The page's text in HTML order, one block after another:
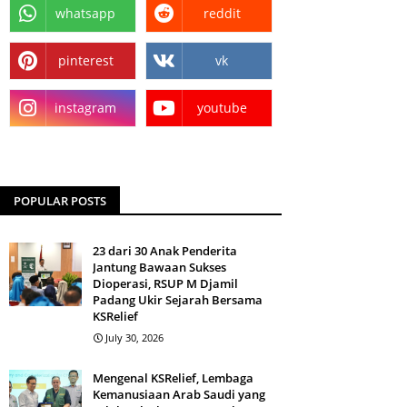
whatsapp reddit
pinterest vk
instagram youtube
POPULAR POSTS
23 dari 30 Anak Penderita
Jantung Bawaan Sukses
Dioperasi, RSUP M Djamil
Padang Ukir Sejarah Bersama
KSRelief
July 30, 2026
Mengenal KSRelief, Lembaga
Kemanusiaan Arab Saudi yang